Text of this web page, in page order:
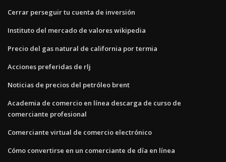
Cerrar perseguir tu cuenta de inversión
Instituto del mercado de valores wikipedia
Precio del gas natural de california por termia
Acciones preferidas de rlj
Noticias de precios del petróleo brent
Academia de comercio en línea descarga de curso de
comerciante profesional
Comerciante virtual de comercio electrónico
Cómo convertirse en un comerciante de día en línea